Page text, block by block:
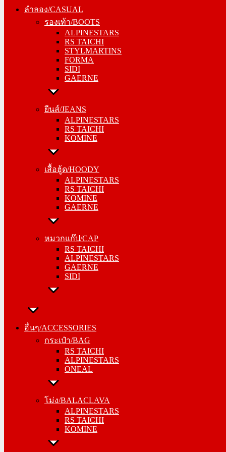
ลำลอง/CASUAL
รองเท้า/BOOTS
ALPINESTARS
RS TAICHI
STYLMARTINS
FORMA
SIDI
GAERNE
ยีนส์/JEANS
ALPINESTARS
RS TAICHI
KOMINE
เสื้อฮู้ด/HOODY
ALPINESTARS
RS TAICHI
KOMINE
GAERNE
หมวกแก๊ป/CAP
RS TAICHI
ALPINESTARS
GAERNE
SIDI
อื่นๆ/ACCESSORIES
กระเป๋า/BAG
RS TAICHI
ALPINESTARS
ONEAL
โม่ง/BALACLAVA
ALPINESTARS
RS TAICHI
KOMINE
ALPINESTARS
RS TAICHI
STYLMARTINS
FORMA
SIDI
GAERNE
ยีนส์/JEANS
RS TAICHI
KOMINE
เสื้อฮู้ด/HOODY
RS TAICHI
KOMINE
GAERNE
หมวกแก๊ป/CAP
ALPINESTARS
GAERNE
SIDI
อื่นๆ/ACCESSORIES
RS TAICHI
ALPINESTARS
ONEAL
โม่ง/BALACLAVA
RS TAICHI
KOMINE
ชุดซับใน/INNER SUIT